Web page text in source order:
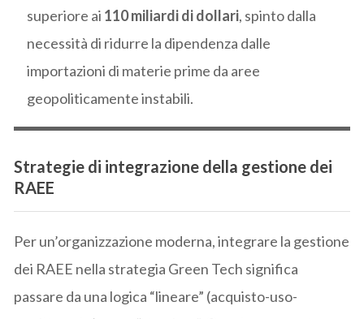
superiore ai 110 miliardi di dollari, spinto dalla
necessità di ridurre la dipendenza dalle
importazioni di materie prime da aree
geopoliticamente instabili.
Strategie di integrazione della gestione dei
RAEE
Per un’organizzazione moderna, integrare la gestione
dei RAEE nella strategia Green Tech significa
passare da una logica “lineare” (acquisto-uso-